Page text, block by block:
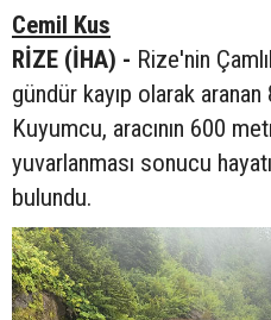
Cemil Kus
RİZE (İHA) - Rize'nin
gündür kayıp olarak aranan
Kuyumcu, aracının 600
yuvarlanması sonucu
bulundu.